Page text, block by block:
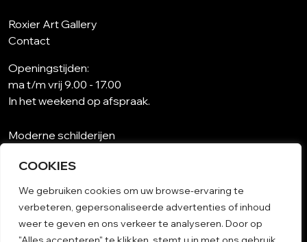
COOKIES
We gebruiken cookies om uw browse-ervaring te
verbeteren, gepersonaliseerde advertenties of inhoud
weer te geven en ons verkeer te analyseren. Door op
Roxier Art Gallery
Contact
Openingstijden:
ma t/m vrij 9.00 - 17.00
In het weekend op afspraak.
Moderne schilderijen
Kunst op maat
Schilderijen woonkamer
Unieke schilderijen
Kunst op papier
Schilderij woonkamer